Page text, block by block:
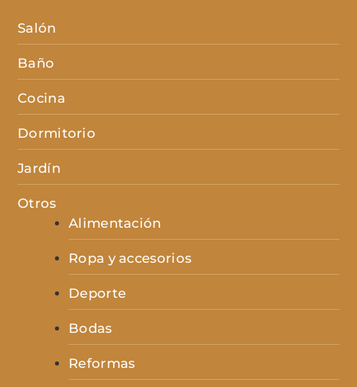
Salón
Baño
Cocina
Dormitorio
Jardín
Otros
Alimentación
Ropa y accesorios
Deporte
Bodas
Reformas